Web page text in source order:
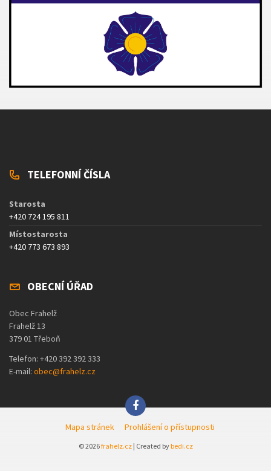
TELEFONNÍ ČÍSLA
Starosta
+420 724 195 811
Místostarosta
+420 773 673 893
OBECNÍ ÚŘAD
Obec Frahelž
Frahelž 13
379 01 Třeboň
Telefon: +420 392 392 333
E-mail: obec@frahelz.cz
Mapa stránek Prohlášení o přístupnosti
© 2026frahelz.cz| Created bybedi.cz